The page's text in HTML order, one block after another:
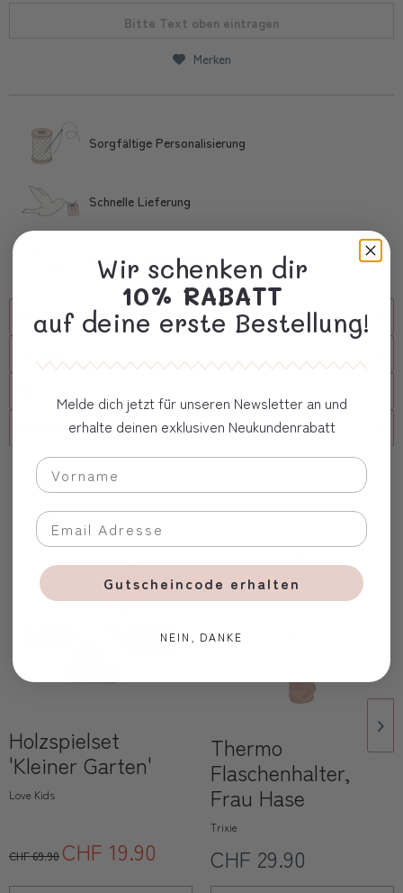
Bitte Text oben eintragen
Merken
Sorgfältige Personalisierung
Schnelle Lieferung
Kostbare Verpackung
Beschreibung
Firmenkunde
Oft zusammen gekauft
Holzspielset
'Kleiner Garten'
Love Kids
CHF 69.90CHF 19.90
Thermo
Flaschenhalter,
Frau Hase
Trixie
CHF 29.90
Wir schenken dir
10% RABATT
auf deine erste Bestellung!
Melde dich jetzt für unseren Newsletter an und
erhalte deinen exklusiven Neukundenrabatt
Gutscheincode erhalten
NEIN, DANKE